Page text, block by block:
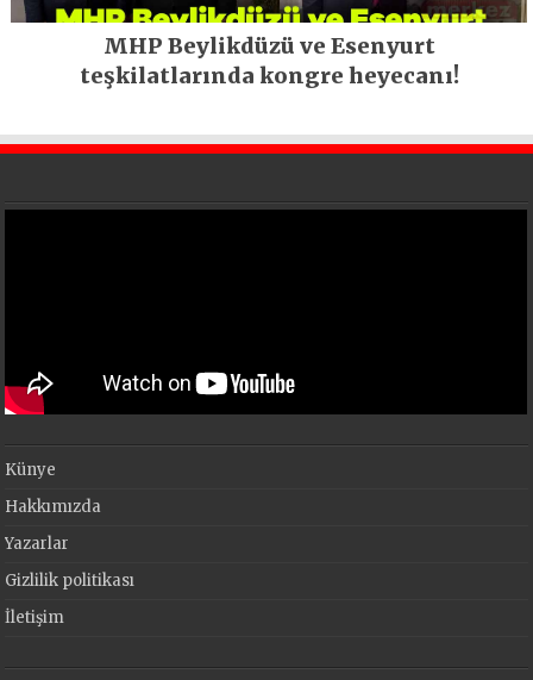
MHP Beylikdüzü ve Esenyurt
teşkilatlarında kongre heyecanı!
Künye
Hakkımızda
Yazarlar
Gizlilik politikası
İletişim